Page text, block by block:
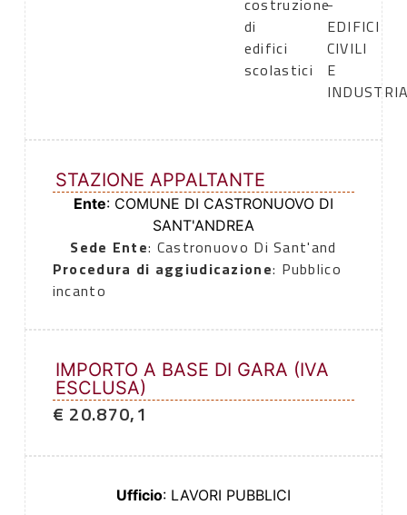
costruzione
di
edifici
scolastici
-
EDIFICI
CIVILI
E
STAZIONE APPALTANTE
Ente: COMUNE DI CASTRONUOVO DI
SANT'ANDREA
Sede Ente: Castronuovo Di Sant'and
Procedura di aggiudicazione: Pubblico
incanto
IMPORTO A BASE DI GARA (IVA
ESCLUSA)
€ 20.870,1
Ufficio: LAVORI PUBBLICI